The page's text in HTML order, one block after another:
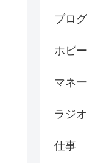
ブログ
ホビー
マネー
ラジオ
仕事